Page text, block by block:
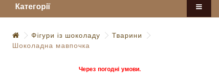
Категорії
Фігури із шоколаду
Тварини
Шоколадна мавпочка
Через погодні умови.